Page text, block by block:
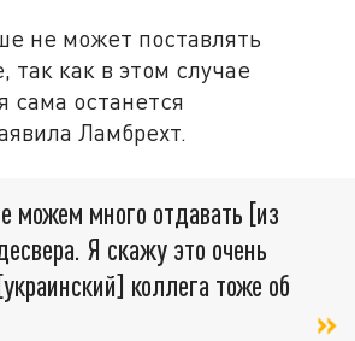
не может поставлять
так как в этом случае
сама останется
Ламбрехт.
можем много отдавать [из
Я скажу это очень
коллега тоже об